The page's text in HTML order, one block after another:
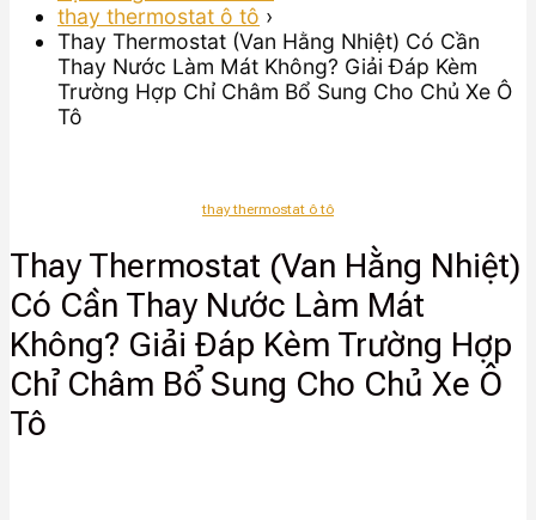
thay thermostat ô tô ›
Thay Thermostat (Van Hằng Nhiệt) Có Cần
Thay Nước Làm Mát Không? Giải Đáp Kèm
Trường Hợp Chỉ Châm Bổ Sung Cho Chủ Xe Ô
Tô
thay thermostat ô tô
Thay Thermostat (Van Hằng Nhiệt)
Có Cần Thay Nước Làm Mát
Không? Giải Đáp Kèm Trường Hợp
Chỉ Châm Bổ Sung Cho Chủ Xe Ô
Tô